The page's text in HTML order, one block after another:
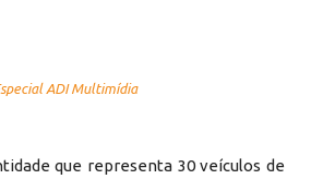
ADI Multimídia
que representa 30 veículos de